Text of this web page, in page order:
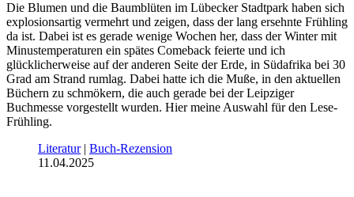
Die Blumen und die Baumblüten im Lübecker Stadtpark haben sich
explosionsartig vermehrt und zeigen, dass der lang ersehnte Frühling
da ist. Dabei ist es gerade wenige Wochen her, dass der Winter mit
Minustemperaturen ein spätes Comeback feierte und ich
glücklicherweise auf der anderen Seite der Erde, in Südafrika bei 30
Grad am Strand rumlag. Dabei hatte ich die Muße, in den aktuellen
Büchern zu schmökern, die auch gerade bei der Leipziger
Buchmesse vorgestellt wurden. Hier meine Auswahl für den Lese-
Frühling.
Literatur| Buch-Rezension
11.04.2025